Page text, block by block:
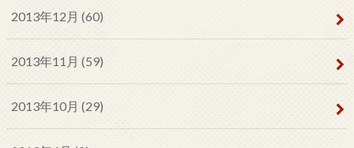
2013年12月 (60)
2013年11月 (59)
2013年10月 (29)